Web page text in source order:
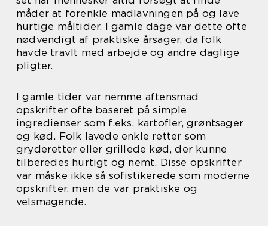
måder at forenkle madlavningen på og lave
hurtige måltider. I gamle dage var dette ofte
nødvendigt af praktiske årsager, da folk
havde travlt med arbejde og andre daglige
pligter.
I gamle tider var nemme aftensmad
opskrifter ofte baseret på simple
ingredienser som f.eks. kartofler, grøntsager
og kød. Folk lavede enkle retter som
gryderetter eller grillede kød, der kunne
tilberedes hurtigt og nemt. Disse opskrifter
var måske ikke så sofistikerede som moderne
opskrifter, men de var praktiske og
velsmagende.